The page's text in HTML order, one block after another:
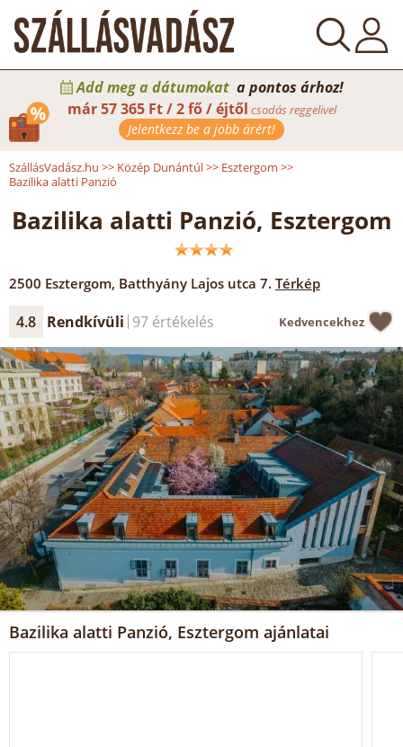
Add meg a dátumokat a pontos árhoz!
már57 365 Ft / 2 fő / éjtől csodás reggelivel
Jelentkezz be a jobb árért!
SzállásVadász.hu >> Közép Dunántúl>> Esztergom >>
Bazilika alatti Panzió
Bazilika alatti Panzió, Esztergom
2500 Esztergom, Batthyány Lajos utca 7. Térkép
4.8 Rendkívüli 97 értékelés Kedvencekhez
Bazilika alatti Panzió, Esztergom ajánlatai